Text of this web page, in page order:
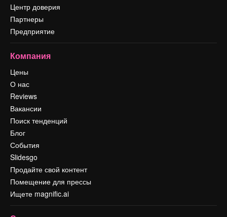
Центр доверия
Партнеры
Предприятие
Компания
Цены
О нас
Reviews
Вакансии
Поиск тенденций
Блог
События
Slidesgo
Продайте свой контент
Помещение для прессы
Ищете magnific.ai